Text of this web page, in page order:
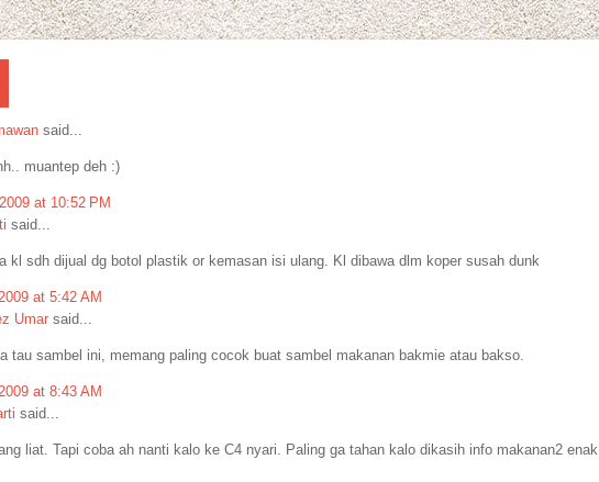
said...
muantep deh :)
at 10:52 PM
said...
kl sdh dijual dg botol plastik or kemasan isi ulang. Kl dibawa dlm koper susah dunk
at 5:42 AM
Umar said...
tau sambel ini, memang paling cocok buat sambel makanan bakmie atau bakso.
at 8:43 AM
said...
liat. Tapi coba ah nanti kalo ke C4 nyari. Paling ga tahan kalo dikasih info makanan2 enak